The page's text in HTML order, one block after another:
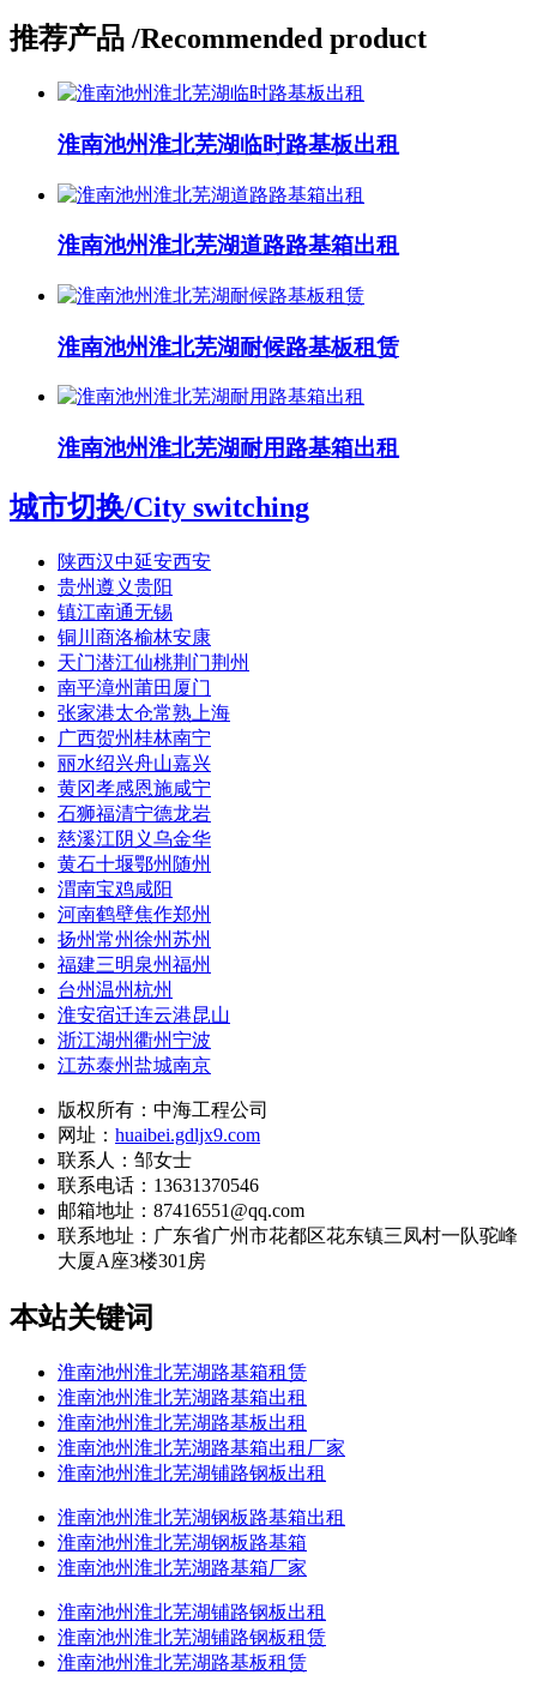
推荐产品 /Recommended product
淮南池州淮北芜湖临时路基板出租
淮南池州淮北芜湖道路路基箱出租
淮南池州淮北芜湖耐候路基板租赁
淮南池州淮北芜湖耐用路基箱出租
城市切换/City switching
陕西汉中延安西安
贵州遵义贵阳
镇江南通无锡
铜川商洛榆林安康
天门潜江仙桃荆门荆州
南平漳州莆田厦门
张家港太仓常熟上海
广西贺州桂林南宁
丽水绍兴舟山嘉兴
黄冈孝感恩施咸宁
石狮福清宁德龙岩
慈溪江阴义乌金华
黄石十堰鄂州随州
渭南宝鸡咸阳
河南鹤壁焦作郑州
扬州常州徐州苏州
福建三明泉州福州
台州温州杭州
淮安宿迁连云港昆山
浙江湖州衢州宁波
江苏泰州盐城南京
版权所有：中海工程公司
网址： huaibei.gdljx9.com
联系人：邹女士
联系电话：13631370546
邮箱地址：87416551@qq.com
联系地址： 广东省广州市花都区花东镇三凤村一队驼峰
大厦A座3楼301房
本站关键词
淮南池州淮北芜湖路基箱租赁
淮南池州淮北芜湖路基箱出租
淮南池州淮北芜湖路基板出租
淮南池州淮北芜湖路基箱出租厂家
淮南池州淮北芜湖铺路钢板出租
淮南池州淮北芜湖钢板路基箱出租
淮南池州淮北芜湖钢板路基箱
淮南池州淮北芜湖路基箱厂家
淮南池州淮北芜湖铺路钢板出租
淮南池州淮北芜湖铺路钢板租赁
淮南池州淮北芜湖路基板租赁